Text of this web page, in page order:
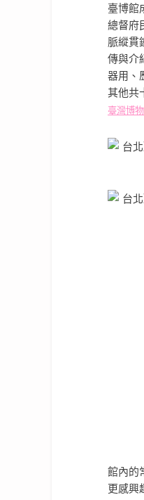
臺博館
總督府
脈縱貫
傳與介
器用、
其他共
臺灣博
館內的
更感興